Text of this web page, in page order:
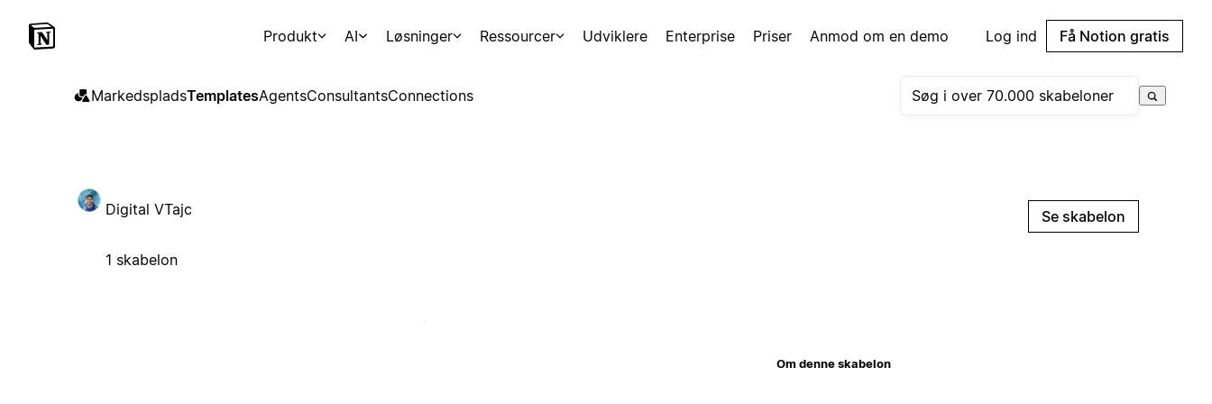
Produkt AI Løsninger Ressourcer Udviklere Enterprise Priser Anmod om en demo Log ind Få Notion gratis
MarkedspladsTemplatesAgentsConsultantsConnections
Digital VTajc
1 skabelon
Se skabelon
Om denne skabelon